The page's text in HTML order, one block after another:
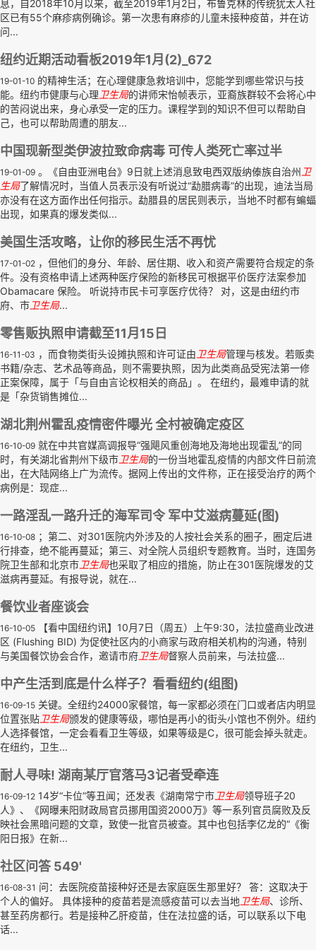
息，自2018年10月以来，截至2019年1月2日，布鲁克林的传统犹太人社
区已有55个麻疹病例确诊。第一次患有麻疹的儿童未接种疫苗，并在访
问...
纽约近期活动看板2019年1月(2)_672
19-01-10 的精神生活；在心理健康急救培训中，您能学到哪些常识与技
能。纽约市健康与心理 卫生局的讲师宋怡帧表示，亚裔族群较不会将心中
的苦闷说出来，身心承受一定的压力。课程学到的知识不但可以帮助自
己，也可以帮助周遭的朋友...
中国现新型类伊波拉致命病毒 可传人类死亡率过半
19-01-09 。《自由亚洲电台》9日就上述消息致电西双版纳傣族自治州 卫
生局了解情况时，当值人员表示没有听说过“勐腊病毒”的出现，迪法当局
亦没有在这方面作出任何指示。勐腊县的居民则表示，当地不时都有蝙蝠
出现，如果真的爆发类似...
美国生活攻略，让你的移民生活不再忧
17-01-02 ，但他们的身分、年龄、居住期、收入和资产需要符合规定的条
件。没有资格申请上述两种医疗保险的新移民可根据平价医疗法案参加
Obamacare 保险。 听说持市民卡可享医疗优待？ 对，这是由纽约市
府、市 卫生局...
零售贩执照申请截至11月15日
16-11-03 ，而食物类街头设摊执照和许可证由 卫生局管理与核发。若贩卖
书籍/杂志、艺术品等商品，则不需要执照，因为此类商品受宪法第一修
正案保障，属于「与自由言论权相关的商品」。 在纽约，最难申请的就
是「杂货销售摊位...
湖北荆州霍乱疫情密件曝光 全村被确定疫区
16-10-09 就在中共官媒高调报导“强飓风重创海地及海地出现霍乱”的同
时，有关湖北省荆州下级市 卫生局的一份当地霍乱疫情的内部文件日前流
出，在大陆网络上广为流传。据网上传出的文件称，正在接受治疗的两个
病例是：现症...
一路淫乱一路升迁的海军司令 军中艾滋病蔓延(图)
16-10-08 ；第二、对301医院内外涉及的人按社会关系的圈子，圈定后进
行排查，绝不能再蔓延；第三、对全院人员组织专题教育。当时，连国务
院卫生部和北京市 卫生局也采取了相应的措施，防止在301医院爆发的艾
滋病再蔓延。有报导说，就在...
餐饮业者座谈会
16-10-05 【看中国纽约讯】10月7日（周五）上午9:30，法拉盛商业改进
区 (Flushing BID) 为促使社区内的小商家与政府相关机构的沟通，特别
与美国餐饮协会合作，邀请市府 卫生局督察人员前来，与法拉盛...
中产生活到底是什么样子？看看纽约(组图)
16-09-15 关键。全纽约24000家餐馆，每一家都必须在门口或者店内明显
位置张贴 卫生局颁发的健康等级，哪怕是再小的街头小馆也不例外。纽约
人选择餐馆，一定会看看卫生等级，如果等级是C，很可能会掉头就走。
在纽约，卫生...
耐人寻味! 湖南某厅官落马3记者受牵连
16-09-12 14岁“卡位”等丑闻；还发表《湖南常宁市 卫生局领导班子20
人》、《网曝耒阳财政局官员挪用国资2000万》等一系列官员腐败及反
映社会黑暗问题的文章，致使一批官员被查。其中也包括李亿龙的“《衡
阳日报》在新...
社区问答 549'
16-08-31 问：去医院疫苗接种好还是去家庭医生那里好？ 答：这取决于
个人的偏好。 具体接种的疫苗若是流感疫苗可以去当地 卫生局、诊所、
甚至药房都行。若是接种乙肝疫苗，住在法拉盛的话，可以联系以下电
话...